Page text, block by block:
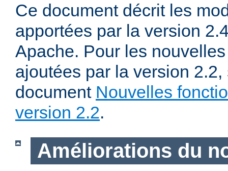
Ce document décrit les
apportées par la version
Apache. Pour les
ajoutées par la version 2.2,
document Nouvelles
version 2.2.
Améliorations du